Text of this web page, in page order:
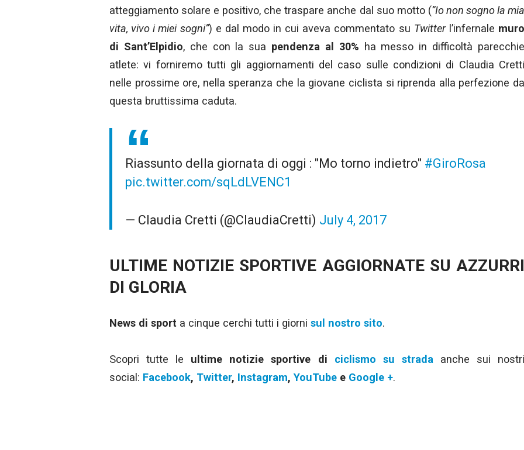
atteggiamento solare e positivo, che traspare anche dal suo motto (”Io non sogno la
vita, vivo i miei sogni”) e dal modo in cui aveva commentato su Twitterl’infernale
di Sant’Elpidio, che con la sua pendenza al 30% ha messo in difficoltà
atlete: vi forniremo tutti gli aggiornamenti del caso sulle condizioni di Claudia Cretti
nelle prossime ore, nella speranza che la giovane ciclista si riprenda alla perfezione da
questa bruttissima caduta.
Riassunto della giornata di oggi : "Mo torno indietro" #GiroRosa
pic.twitter.com/sqLdLVENC1
— Claudia Cretti (@ClaudiaCretti) July 4, 2017
ULTIME NOTIZIE SPORTIVE AGGIORNATE SU AZZURRI
DI GLORIA
News di sport a cinque cerchi tutti i giorni sul nostro sito.
Scopri tutte le ultime notizie sportive di ciclismo su strada anche sui
social: Facebook, Twitter, Instagram, YouTube e Google +.